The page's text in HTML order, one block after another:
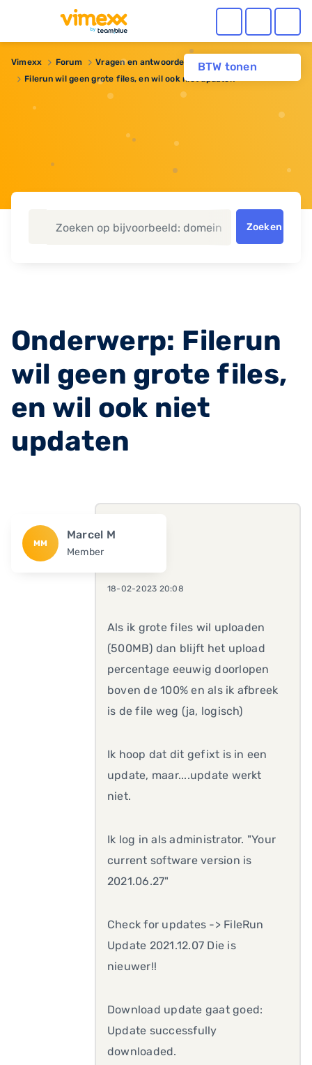
BTW tonen
Vimexx Forum
Vragen en antwoorden
Filerun wil geen grote files, en wil ook niet updaten
Zoeken
Onderwerp: Filerun
wil geen grote files,
en wil ook niet
updaten
MM
Marcel M
Member
18-02-2023 20:08
Als ik grote files wil uploaden
(500MB) dan blijft het upload
percentage eeuwig doorlopen
boven de 100% en als ik afbreek
is de file weg (ja, logisch)
Ik hoop dat dit gefixt is in een
update, maar....update werkt
niet.
Ik log in als administrator. "Your
current software version is
2021.06.27"
Check for updates -> FileRun
Update 2021.12.07 Die is
nieuwer!!
Download update gaat goed:
Update successfully
downloaded.